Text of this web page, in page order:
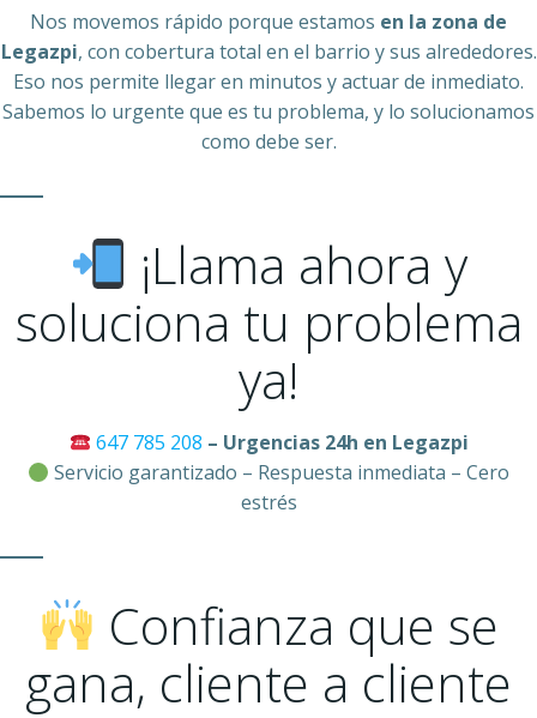
Nos movemos rápido porque estamos en la zona de
Legazpi, con cobertura total en el barrio y sus alrededores.
Eso nos permite llegar en minutos y actuar de inmediato.
Sabemos lo urgente que es tu problema, y lo solucionamos
como debe ser.
¡Llama ahora y
soluciona tu problema
ya!
647 785 208 – Urgencias 24h en Legazpi
Servicio garantizado – Respuesta inmediata – Cero
estrés
Confianza que se
gana, cliente a cliente